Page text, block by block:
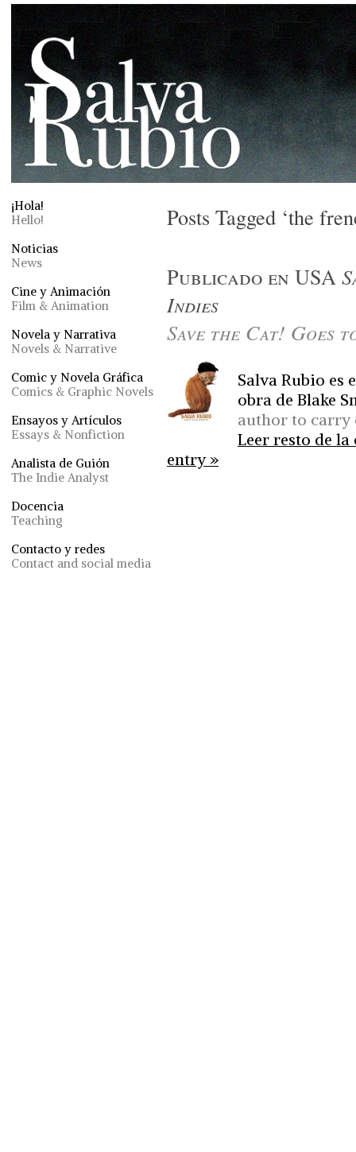
¡Hola!
Hello!
Noticias
News
Cine y Animación
Film & Animation
Novela y Narrativa
Novels & Narrative
Comic y Novela Gráfica
Comics & Graphic Novels
Ensayos y Artículos
Essays & Nonfiction
Analista de Guión
The Indie Analyst
Docencia
Teaching
Contacto y redes
Contact and social media
Posts Tagged ‘the
Publicado en USA
Indies
Save the Cat! Goes
Salva Rubio es
obra de Blake
author to carry
Leer resto de
entry »